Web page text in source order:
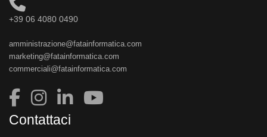
+39 06 4080 0490
amministrazione@fatainformatica.com
marketing@fatainformatica.com
commerciali@fatainformatica.com
Contattaci